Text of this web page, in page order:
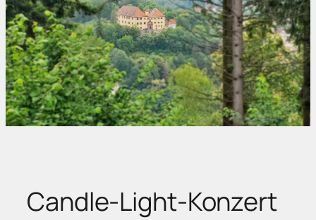
Candle-Light-Konzert